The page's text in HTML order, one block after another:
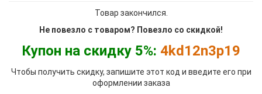
Товар закончился.
Не повезло с товаром? Повезло со скидкой!
Купон на скидку 5%: 4kd12n3p19
Чтобы получить скидку, запишите этот код и введите его при
оформлении заказа